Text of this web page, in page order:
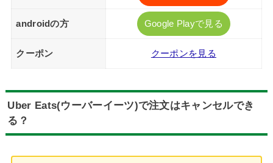
androidの方 Google Playで見る
クーポン クーポンを見る
Uber Eats(ウーバーイーツ)で注文はキャンセルでき
る？